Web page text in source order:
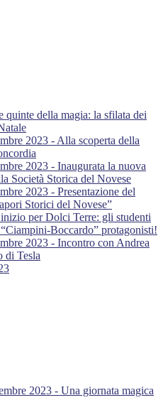
quinte della magia: la sfilata dei
2023 - Alla scoperta della
2023 - Inaugurata la nuova
Società Storica del Novese
2023 - Presentazione del
Storici del Novese”
per Dolci Terre: gli studenti
Boccardo” protagonisti!
2023 - Incontro con Andrea
di Tesla
2023 - Una giornata magica